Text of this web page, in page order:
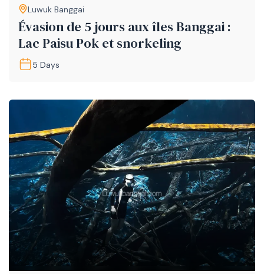
Luwuk Banggai
Évasion de 5 jours aux îles Banggai :
Lac Paisu Pok et snorkeling
5 Days